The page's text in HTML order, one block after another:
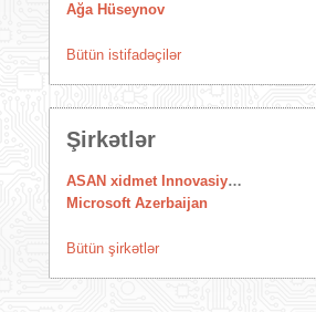
Ağa Hüseynov
Bütün istifadəçilər
Şirkətlər
ASAN xidmet Innovasiya Mərkəzi
Microsoft Azerbaijan
Bütün şirkətlər